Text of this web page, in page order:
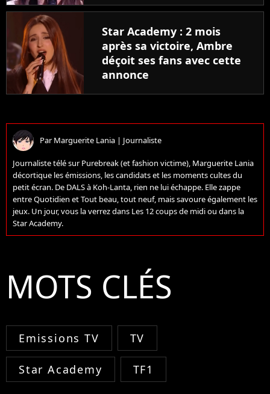
Star Academy : 2 mois
après sa victoire, Ambre
déçoit ses fans avec cette
annonce
ParMarguerite Lania | Journaliste
Journaliste télé sur Purebreak (et fashion victime), Marguerite Lania
décortique les émissions, les candidats et les moments cultes du
petit écran. De DALS à Koh-Lanta, rien ne lui échappe. Elle zappe
entre Quotidien et Tout beau, tout neuf, mais savoure également les
jeux. Un jour, vous la verrez dans Les 12 coups de midi ou dans la
Star Academy.
MOTS CLÉS
Emissions TV TV
Star Academy TF1